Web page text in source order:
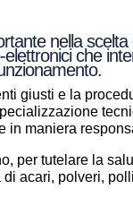
nella
che
giusti e la
in maniera
per tutelare la
acari, polveri,